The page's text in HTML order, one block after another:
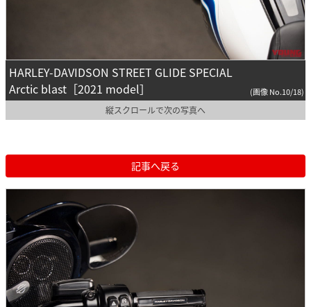
HARLEY-DAVIDSON STREET GLIDE SPECIAL
Arctic blast［2021 model］
(画像 No.10/18)
縦スクロールで次の写真へ
記事へ戻る